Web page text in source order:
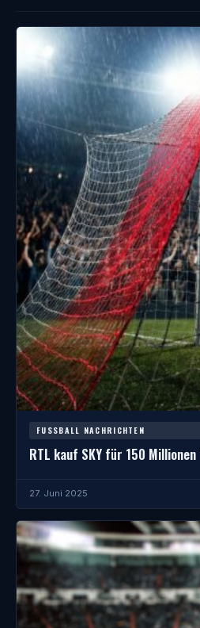
FUSSBALL NACHRICHTEN
RTL kauf SKY für 150
27. Juni 2025